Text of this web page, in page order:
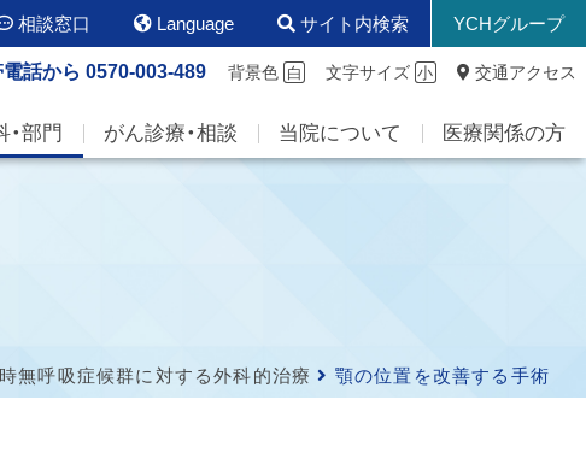
・部門 がん診療・相談 当院について 医療関係の方
相談窓口 Language サイト内検索 YCHグループ
電話から0570-003-489 背景色 白 文字サイズ 小 交通アクセス
無呼吸症候群に対する外科的治療 顎の位置を改善する手術